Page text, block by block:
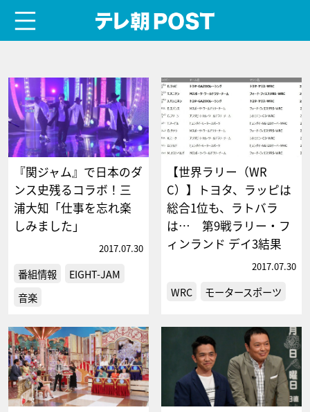
『関ジャム』で日本のダ
ンス史残るコラボ！三
浦大知「仕事を忘れ楽
しみました」
2017.07.30
番組情報
EIGHT-JAM
音楽
【世界ラリー（WR
C）】トヨタ、ラッピは
総合1位も、ラトバラ
は… 第9戦ラリー・フ
ィンランド デイ3結果
2017.07.30
WRC モータースポーツ